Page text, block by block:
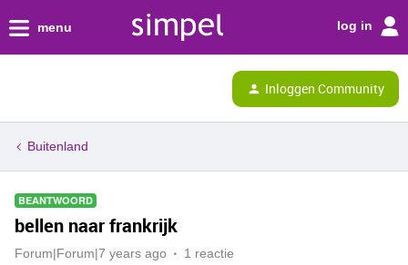
menu log in
Inloggen Community
Buitenland
BEANTWOORD
bellen naar frankrijk
Forum|Forum|7 years ago 1 reactie